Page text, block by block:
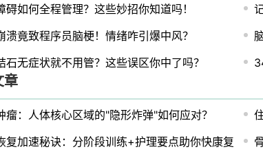
碍如何全程管理？这些妙招你知道吗！
溃竟致程序员脑梗！情绪咋引爆中风？
石无症状就不用管？这些误区你中了吗？
章
瘤：人体核心区域的"隐形炸弹"如何应对？
复加速秘诀：分阶段训练+护理要点助你快康复